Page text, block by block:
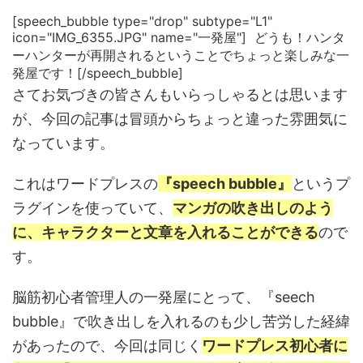
[speech_bubble type="drop" subtype="L1"
icon="IMG_6355.JPG" name="一発屋"] どうも！ハンタ
ーハンターが再開されるということでちょっと楽しみな一
発屋です！[/speech_bubble]
さてお気づきの皆さんもいらっしゃるとは思います
が、今回の記事は冒頭からちょっと違った雰囲気に
なっています。
これはワードプレスの 『speech bubble』
というプ
ラグインを使っていて、 マンガの吹き出しのよう
に、キャラクターと文章を入れることができるので
す。
脳筋初心者管理人の一発屋にとって、『seech
bubble』で吹き出しを入れるのも少し苦労した経緯
があったので、今回は同じく ワードプレス初心者に